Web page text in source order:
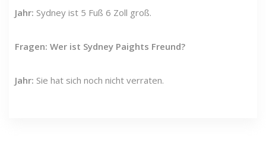
Jahr: Sydney ist 5 Fuß 6 Zoll groß.
Fragen: Wer ist Sydney Paights Freund?
Jahr: Sie hat sich noch nicht verraten.